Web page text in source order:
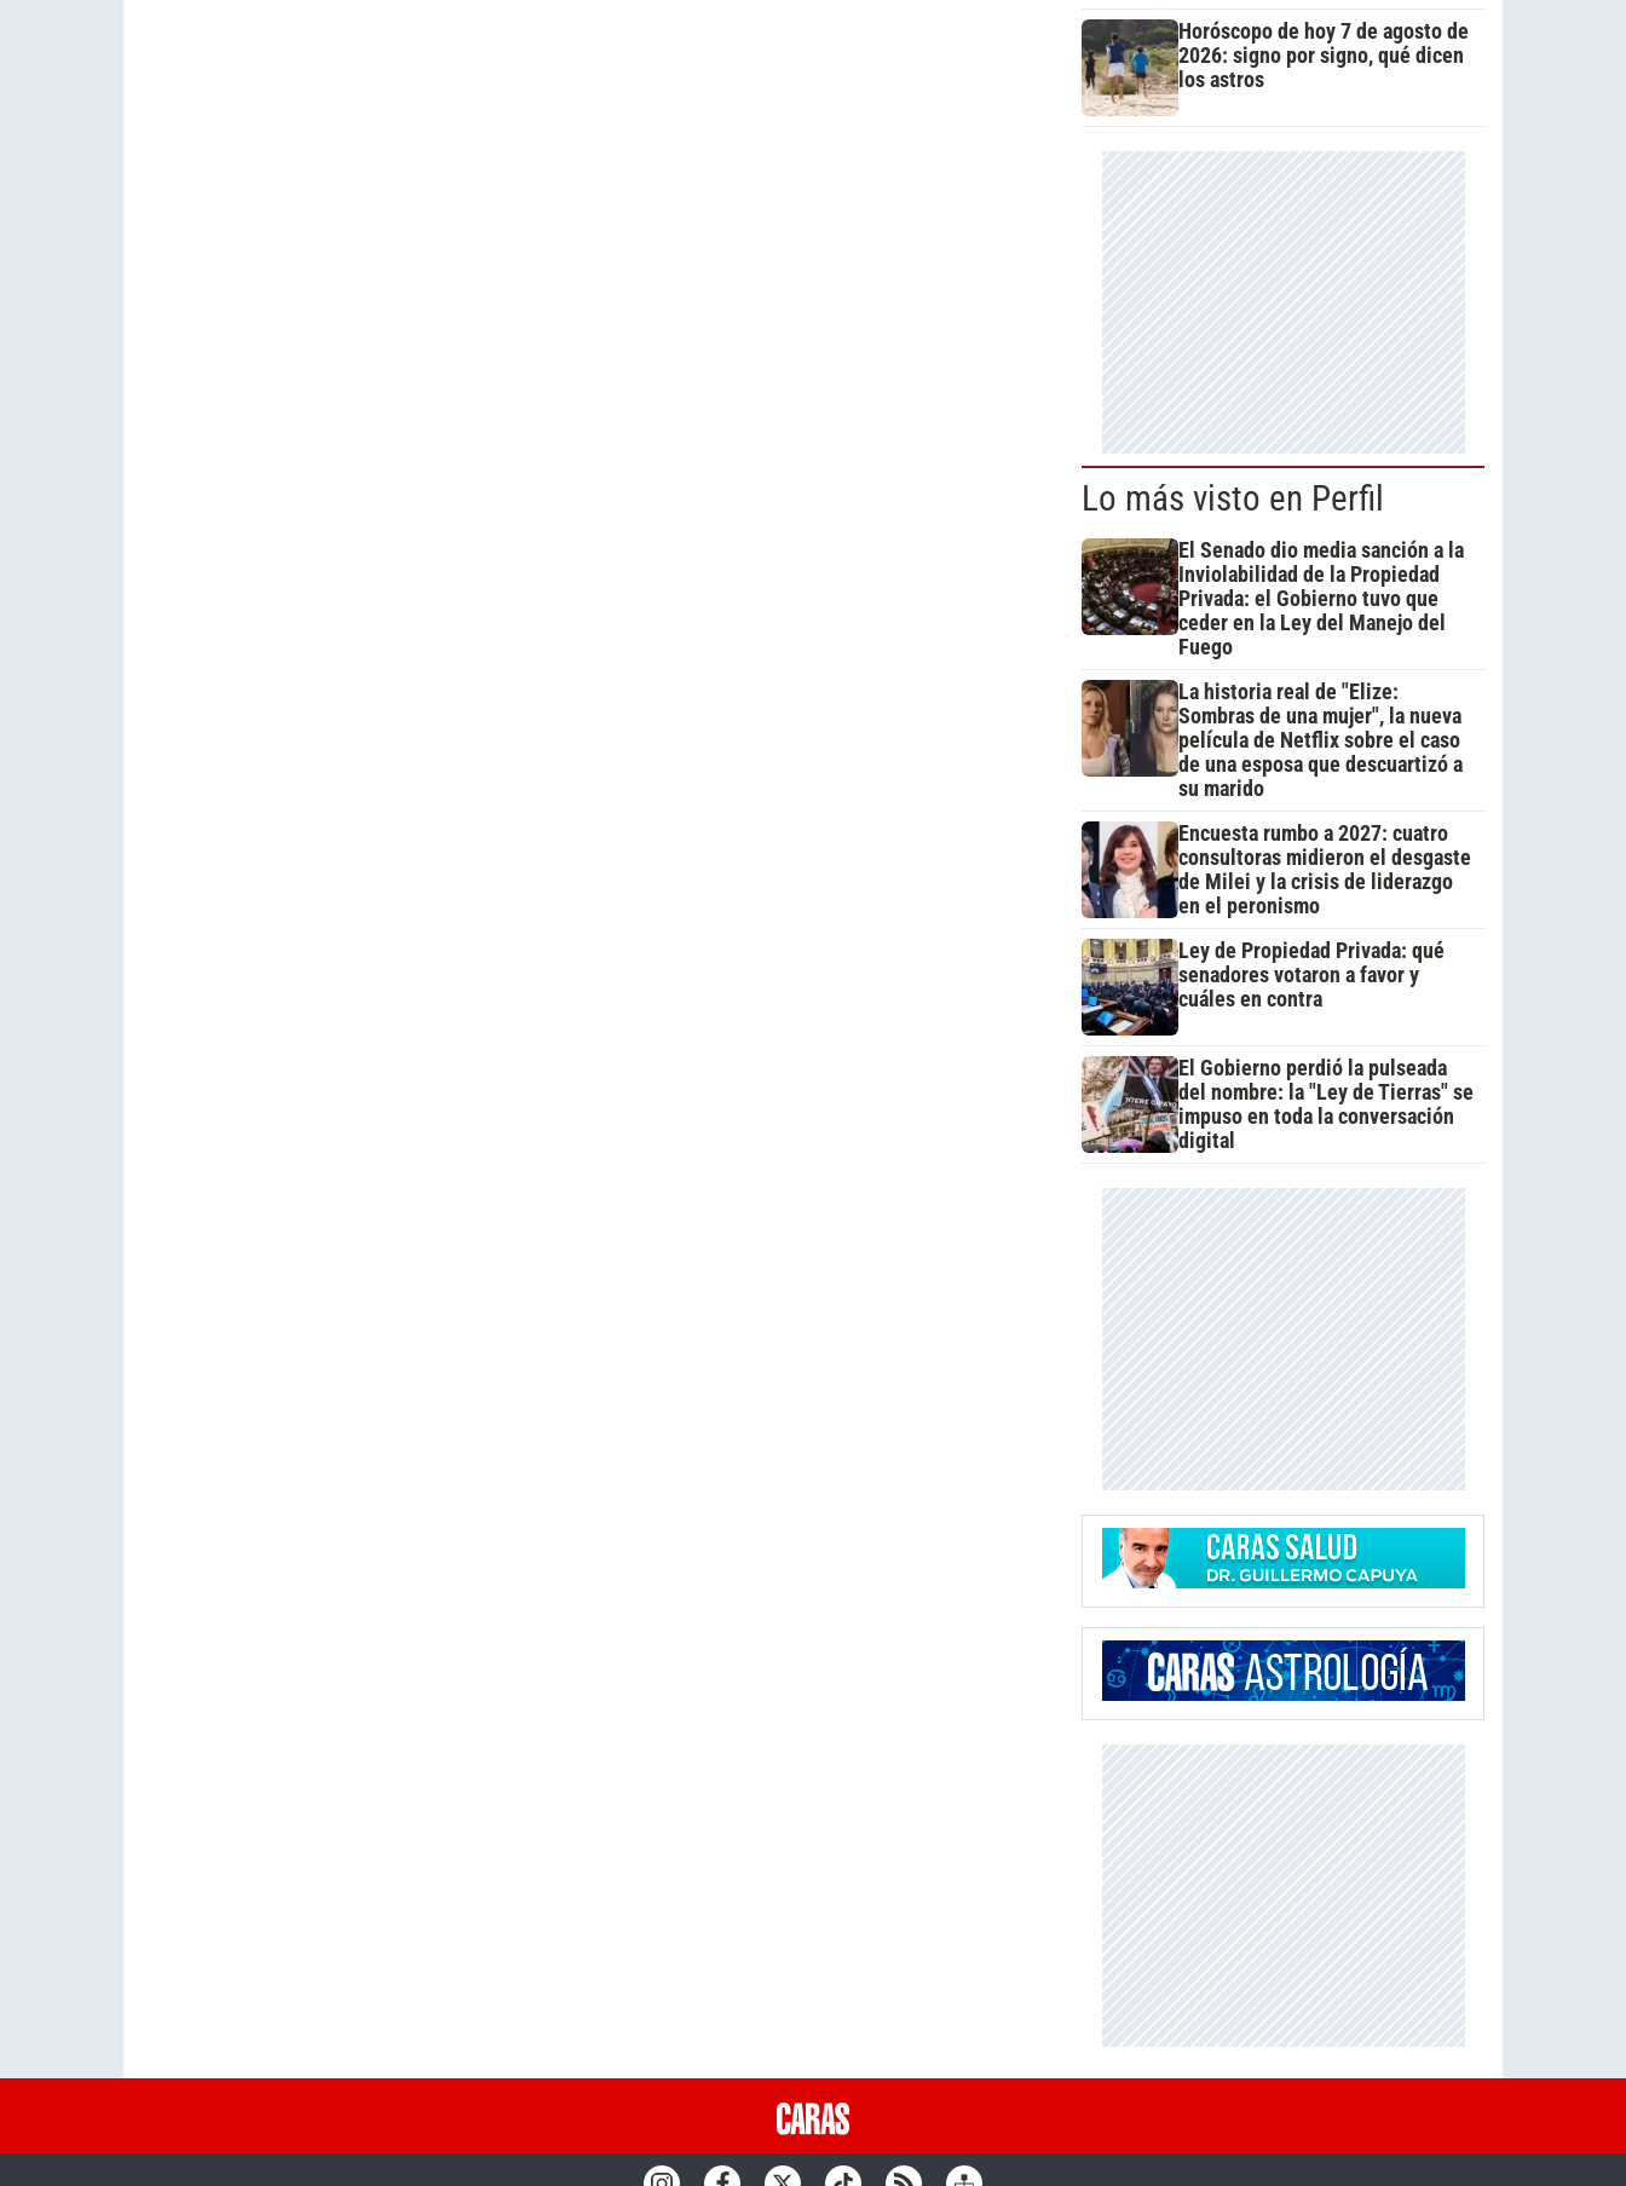
Horóscopo de hoy 7 de agosto de
2026: signo por signo, qué dicen
los astros
Lo más visto en Perfil
El Senado dio media sanción a la
Inviolabilidad de la Propiedad
Privada: el Gobierno tuvo que
ceder en la Ley del Manejo del
Fuego
La historia real de "Elize:
Sombras de una mujer", la nueva
película de Netflix sobre el caso
de una esposa que descuartizó a
su marido
Encuesta rumbo a 2027: cuatro
consultoras midieron el desgaste
de Milei y la crisis de liderazgo
en el peronismo
Ley de Propiedad Privada: qué
senadores votaron a favor y
cuáles en contra
El Gobierno perdió la pulseada
del nombre: la "Ley de Tierras" se
impuso en toda la conversación
digital